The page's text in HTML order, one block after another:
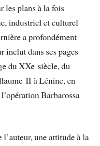
les plans à la fois
industriel et culturel
a profondément
inclut dans ses pages
du XXe siècle, du
II à Lénine, en
Barbarossa
une attitude à la